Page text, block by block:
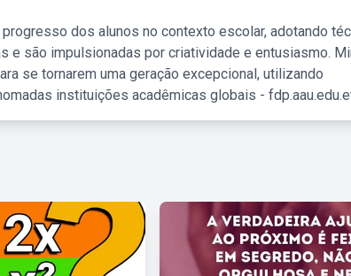
dos alunos no contexto escolar, adotando
e são impulsionadas por criatividade e entusiasmo.
se tornarem uma geração excepcional, utilizando
instituições acadêmicas globais -